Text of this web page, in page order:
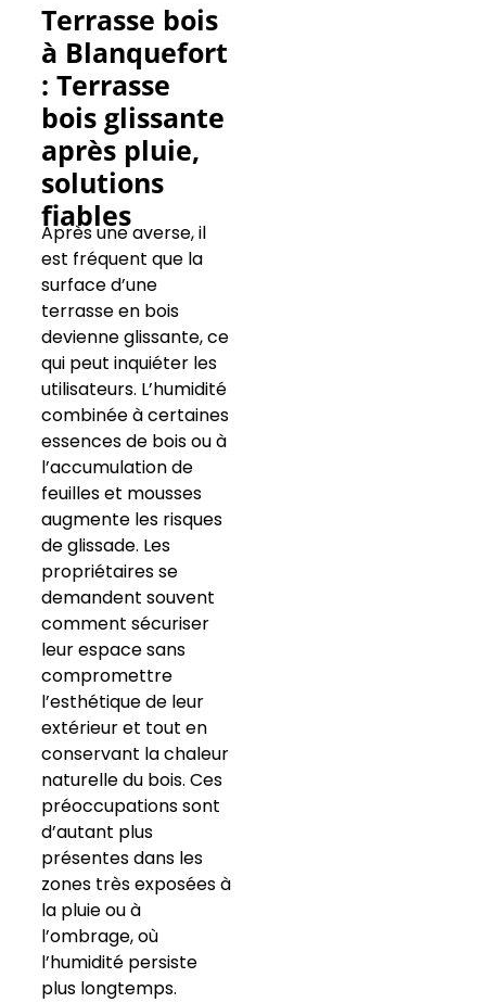
Terrasse bois
à Blanquefort
: Terrasse
bois glissante
après pluie,
solutions
fiables
Après une averse, il
est fréquent que la
surface d’une
terrasse en bois
devienne glissante, ce
qui peut inquiéter les
utilisateurs. L’humidité
combinée à certaines
essences de bois ou à
l’accumulation de
feuilles et mousses
augmente les risques
de glissade. Les
propriétaires se
demandent souvent
comment sécuriser
leur espace sans
compromettre
l’esthétique de leur
extérieur et tout en
conservant la chaleur
naturelle du bois. Ces
préoccupations sont
d’autant plus
présentes dans les
zones très exposées à
la pluie ou à
l’ombrage, où
l’humidité persiste
plus longtemps.